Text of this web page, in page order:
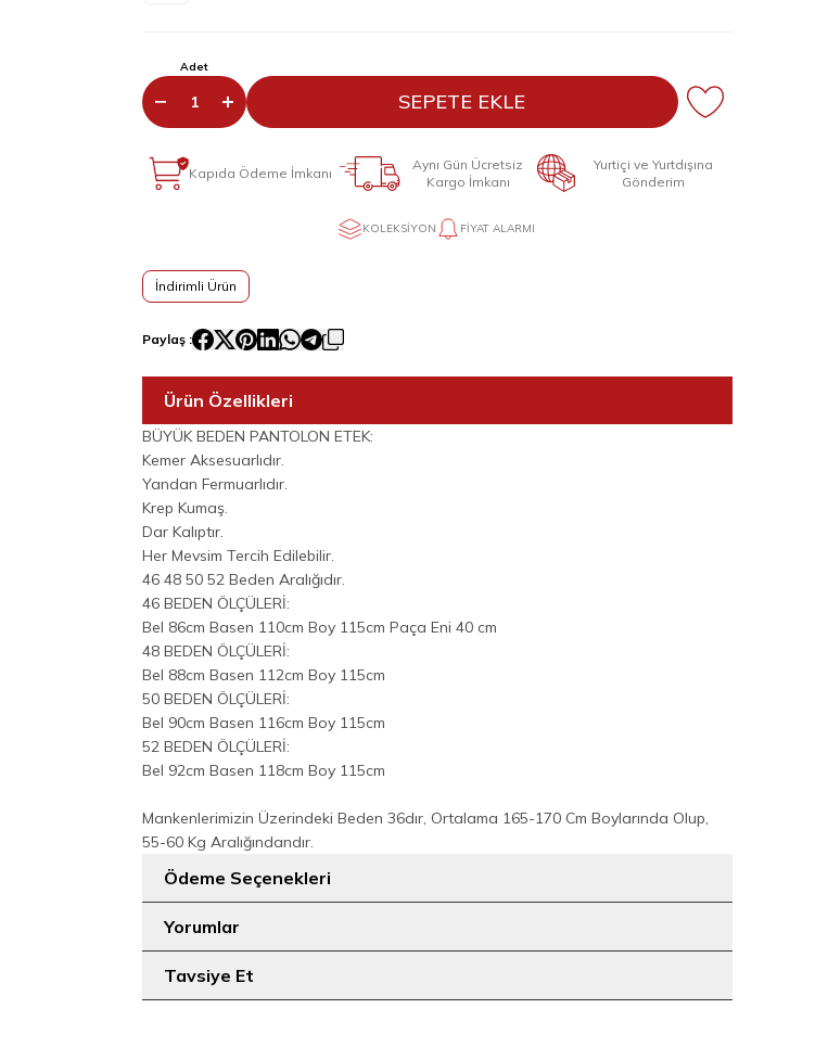
Adet
SEPETE EKLE
Kapıda Ödeme İmkanı
Aynı Gün Ücretsiz
Kargo İmkanı
Yurtiçi ve Yurtdışına
Gönderim
KOLEKSIYON FIYAT ALARMI
İndirimli Ürün
Paylaş :
Ürün Özellikleri
BÜYÜK BEDEN PANTOLON ETEK:
Kemer Aksesuarlıdır.
Yandan Fermuarlıdır.
Krep Kumaş.
Dar Kalıptır.
Her Mevsim Tercih Edilebilir.
46 48 50 52 Beden Aralığıdır.
46 BEDEN ÖLÇÜLERİ:
Bel 86cm Basen 110cm Boy 115cm Paça Eni 40 cm
48 BEDEN ÖLÇÜLERİ:
Bel 88cm Basen 112cm Boy 115cm
50 BEDEN ÖLÇÜLERİ:
Bel 90cm Basen 116cm Boy 115cm
52 BEDEN ÖLÇÜLERİ:
Bel 92cm Basen 118cm Boy 115cm
Mankenlerimizin Üzerindeki Beden 36dır, Ortalama 165-170 Cm Boylarında Olup,
55-60 Kg Aralığındandır.
Ödeme Seçenekleri
Yorumlar
Tavsiye Et